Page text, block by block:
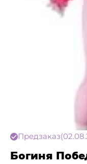
Предзаказ
Богиня